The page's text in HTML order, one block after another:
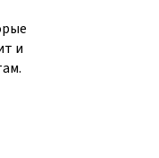
и